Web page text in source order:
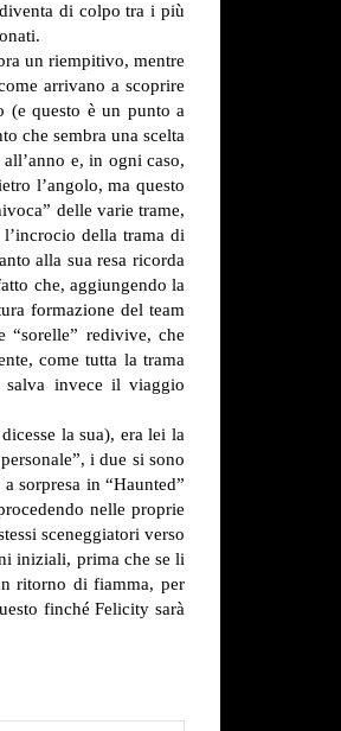
di colpo tra i più
un riempitivo, mentre
arrivano a scoprire
(e questo è un punto a
che sembra una scelta
e, in ogni caso,
l’angolo, ma questo
delle varie trame,
della trama di
alla sua resa ricorda
che, aggiungendo la
formazione del team
“sorelle” redivive, che
come tutta la trama
salva invece il viaggio
la sua), era lei la
i due si sono
sorpresa in “Haunted”
nelle proprie
sceneggiatori verso
iniziali, prima che se li
ritorno di fiamma, per
finché Felicity sarà